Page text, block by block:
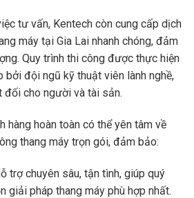
tư vấn, Kentech còn cung cấp dịch
máy tại Gia Lai nhanh chóng, đảm
Quy trình thi công được thực hiện
bởi đội ngũ kỹ thuật viên lành nghề,
đối cho người và tài sản.
hàng hoàn toàn có thể yên tâm về
thang máy trọn gói, đảm bảo:
trợ chuyên sâu, tận tình, giúp quý
giải pháp thang máy phù hợp nhất.